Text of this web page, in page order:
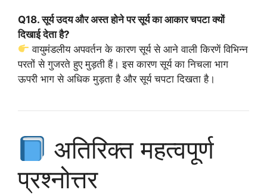
Q18. सूर्य उदय और अस्त होने पर सूर्य का आकार चपटा क्यों
दिखाई देता है?
वायुमंडलीय अपवर्तन के कारण सूर्य से आने वाली किरणें विभिन्न
परतों से गुजरते हुए मुड़ती हैं। इस कारण सूर्य का निचला भाग
ऊपरी भाग से अधिक मुड़ता है और सूर्य चपटा दिखता है।
अतिरिक्त महत्वपूर्ण
प्रश्नोत्तर